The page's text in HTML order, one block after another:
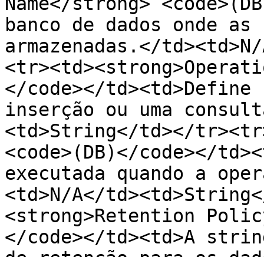
banco de dados onde
armazenadas.</
</code></
inserção ou uma
<td>String</td></
<code>(DB)</code></
executada quando a
<td>N/A</
<strong>Retention
</code></td><td>A